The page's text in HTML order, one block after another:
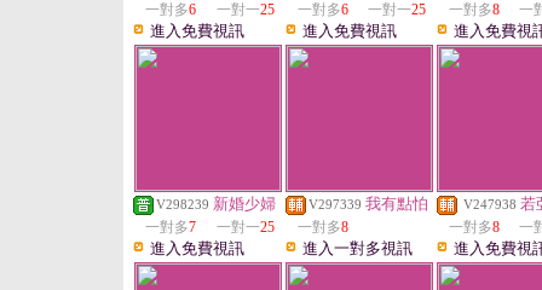
一對多6 一對一25
進入免費視訊
一對多6 一對一25
進入免費視訊
一對多8 一
進入免費視
V298239 新婚少婦
一對多7 一對一25
進入免費視訊
V297339 我有點怕
一對多8
進入一對多視訊
V247938 若
一對多8 一
進入免費視